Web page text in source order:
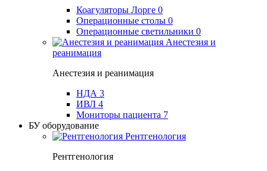
Коагуляторы Лорге 0
Операционные столы 0
Операционные светильники 0
Анестезия и
реанимация
Анестезия и реанимация
НДА 3
ИВЛ 4
Мониторы пациента 7
БУ оборудование
Рентгенология
Рентгенология